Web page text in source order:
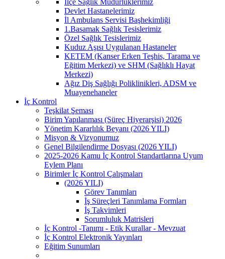
Devlet Hastanelerimiz
İl Ambulans Servisi Başhekimliği
1.Basamak Sağlık Tesislerimiz
Özel Sağlık Tesislerimiz
Kuduz Aşısı Uygulanan Hastaneler
KETEM (Kanser Erken Teşhis, Tarama ve
Eğitim Merkezi) ve SHM (Sağlıklı Hayat
Merkezi)
Ağız Diş Sağlığı Poliklinikleri, ADSM ve
Muayenehaneler
İç Kontrol
Teşkilat Şeması
Birim Yapılanması (Süreç Hiyerarşisi) 2026
Yönetim Kararlılık Beyanı (2026 YILI)
Misyon & Vizyonumuz
Genel Bilgilendirme Dosyası (2026 YILI)
2025-2026 Kamu İç Kontrol Standartlarına Uyum
Eylem Planı
Birimler İç Kontrol Çalışmaları
(2026 YILI)
Görev Tanımları
İş Süreçleri Tanımlama Formları
İş Takvimleri
Sorumluluk Matrisleri
İç Kontrol -Tanımı - Etik Kurallar - Mevzuat
İç Kontrol Elektronik Yayınları
Eğitim Sunumları